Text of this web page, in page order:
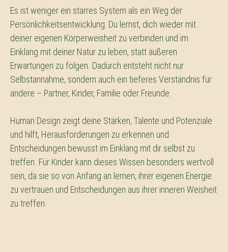
Es ist weniger ein starres System als ein Weg der
Persönlichkeitsentwicklung: Du lernst, dich wieder mit
deiner eigenen Körperweisheit zu verbinden und im
Einklang mit deiner Natur zu leben, statt äußeren
Erwartungen zu folgen. Dadurch entsteht nicht nur
Selbstannahme, sondern auch ein tieferes Verständnis für
andere – Partner, Kinder, Familie oder Freunde.
Human Design zeigt deine Stärken, Talente und Potenziale
und hilft, Herausforderungen zu erkennen und
Entscheidungen bewusst im Einklang mit dir selbst zu
treffen. Für Kinder kann dieses Wissen besonders wertvoll
sein, da sie so von Anfang an lernen, ihrer eigenen Energie
zu vertrauen und Entscheidungen aus ihrer inneren Weisheit
zu treffen.